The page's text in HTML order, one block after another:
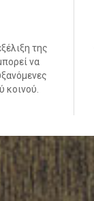
της
να
κοινού.